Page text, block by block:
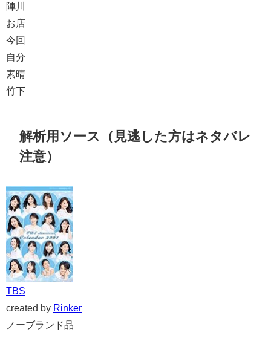
陣川
お店
今回
自分
素晴
竹下
解析用ソース（見逃した方はネタバレ
注意）
TBS
created by Rinker
ノーブランド品